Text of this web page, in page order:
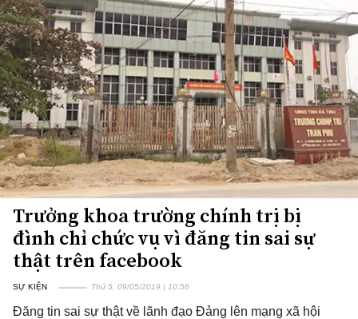
Trưởng khoa trường chính trị bị
đình chỉ chức vụ vì đăng tin sai sự
thật trên facebook
SỰ KIỆN Thứ 5, 09/05/2019 | 10:56
Đăng tin sai sự thật về lãnh đạo Đảng lên mạng xã hội